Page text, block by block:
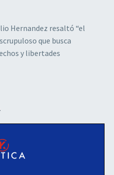
Hernandez resaltó “el
que busca
y libertades
.